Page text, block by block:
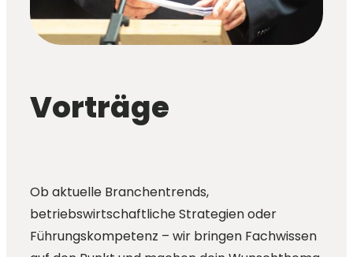
Vorträge
Ob aktuelle Branchentrends,
betriebswirtschaftliche Strategien oder
Führungskompetenz – wir bringen Fachwissen